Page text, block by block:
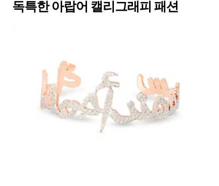
독특한 아랍어 캘리그래피 패션